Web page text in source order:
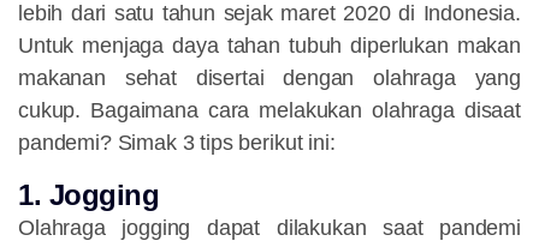
lebih dari satu tahun sejak maret 2020 di Indonesia.
Untuk menjaga daya tahan tubuh diperlukan makan
makanan sehat disertai dengan olahraga yang
cukup. Bagaimana cara melakukan olahraga disaat
pandemi? Simak 3 tips berikut ini:
1. Jogging
Olahraga jogging dapat dilakukan saat pandemi